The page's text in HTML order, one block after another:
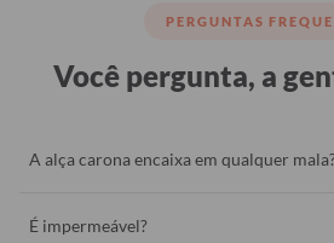
PERGUNTAS
Você pergunta, a
A alça carona encaixa em qualquer
É impermeável?